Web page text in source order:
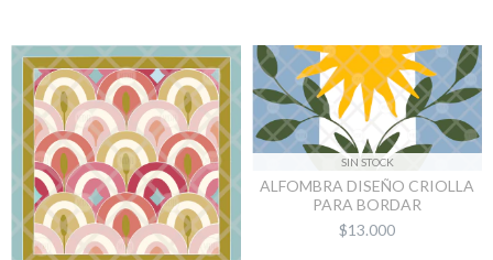
SIN STOCK
ALFOMBRA DISEÑO CRIOLLA
PARA BORDAR
$13.000